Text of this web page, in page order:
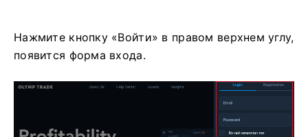
Нажмите кнопку «Войти» в правом верхнем углу,
появится форма входа.